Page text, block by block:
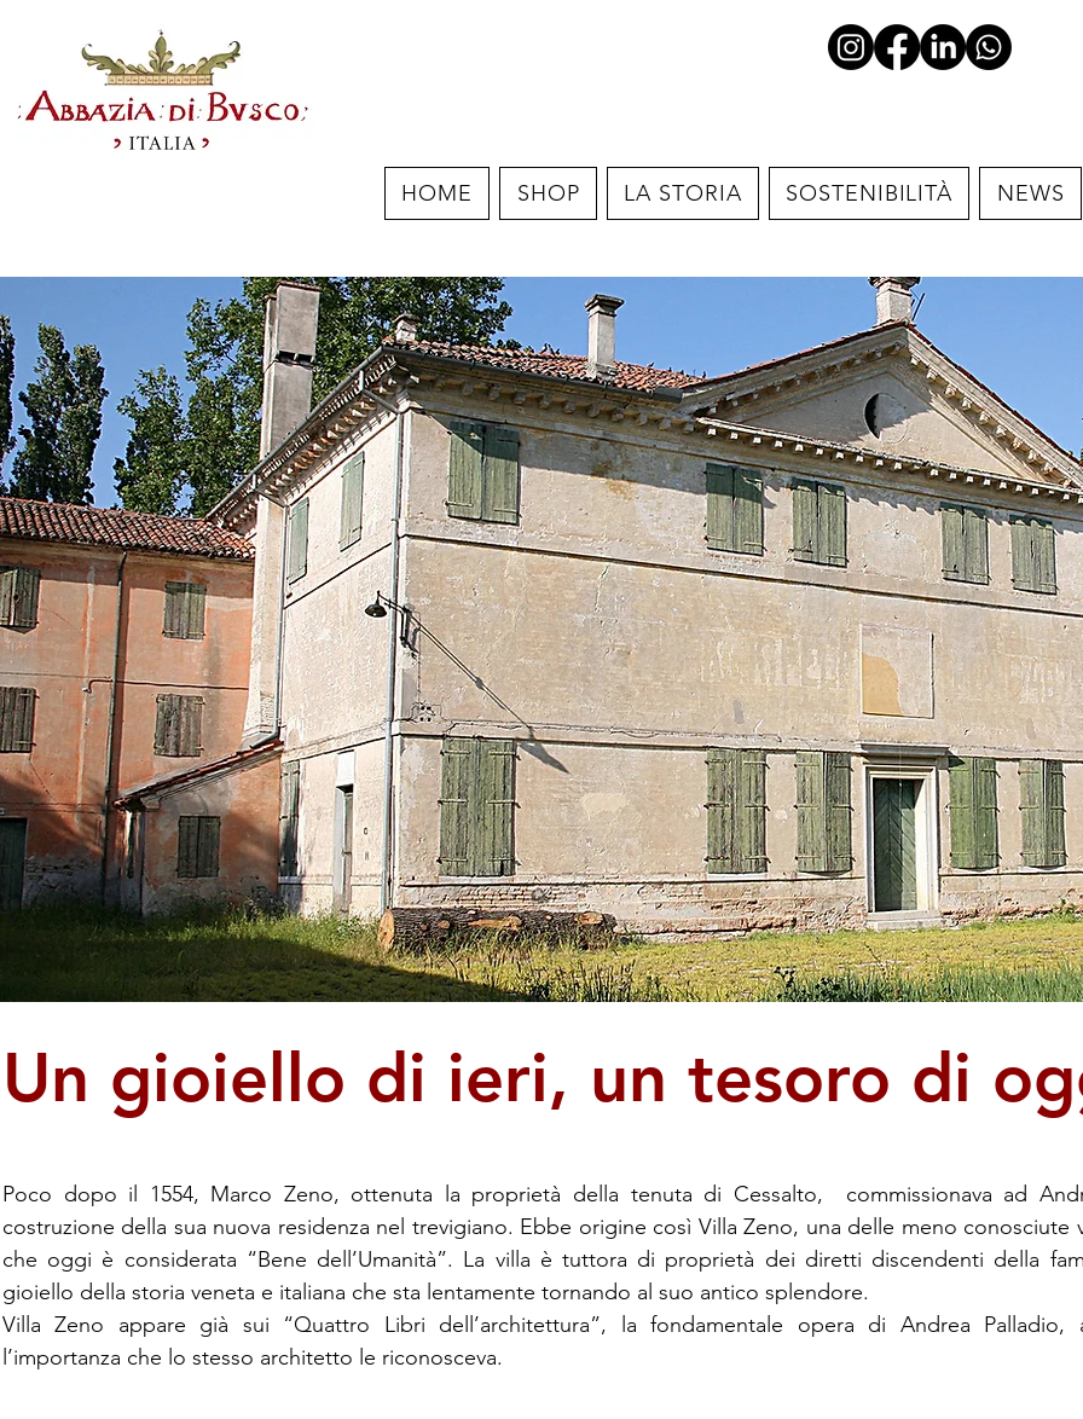
HOME SHOP LA STORIA SOSTENIBILITÀ NEWS
Un gioiello di ieri, un tesoro di
Poco dopo il 1554, Marco Zeno, ottenuta la proprietà della tenuta di Cessalto, commissionava ad
costruzione della sua nuova residenza nel trevigiano. Ebbe origine così Villa Zeno, una delle meno conosciute
che oggi è considerata “Bene dell’Umanità”. La villa è tuttora di proprietà dei diretti discendenti della
gioiello della storia veneta e italiana che sta lentamente tornando al suo antico splendore.
Villa Zeno appare già sui “Quattro Libri dell’architettura”, la fondamentale opera di Andrea Palladio,
l’importanza che lo stesso architetto le riconosceva.